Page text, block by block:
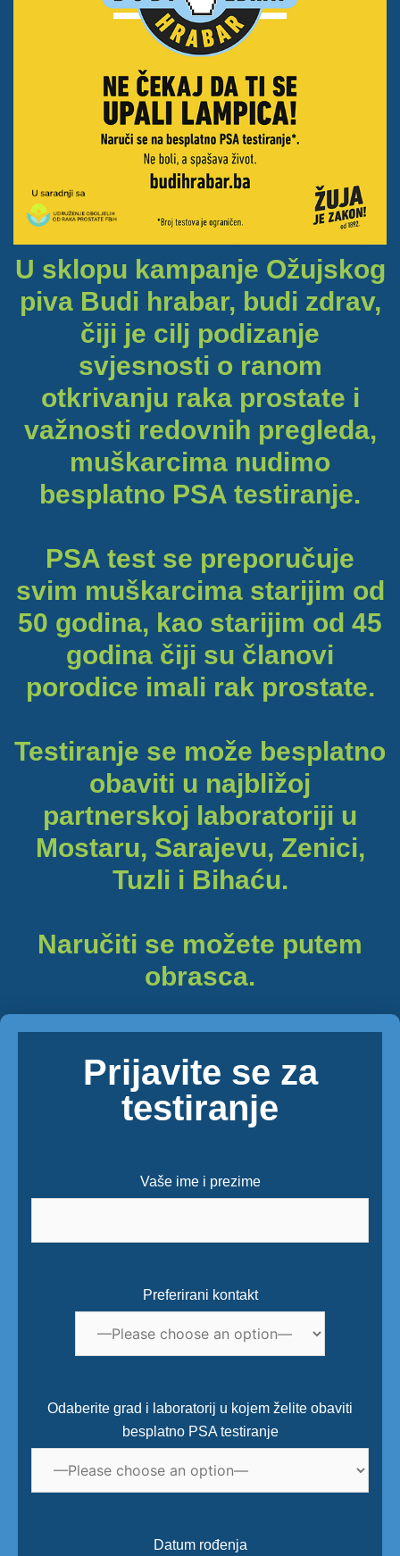
U sklopu kampanje Ožujskog
piva Budi hrabar, budi zdrav,
čiji je cilj podizanje
svjesnosti o ranom
otkrivanju raka prostate i
važnosti redovnih pregleda,
muškarcima nudimo
besplatno PSA testiranje.
PSA test se preporučuje
svim muškarcima starijim od
50 godina, kao starijim od 45
godina čiji su članovi
porodice imali rak prostate.
Testiranje se može besplatno
obaviti u najbližoj
partnerskoj laboratoriji u
Mostaru, Sarajevu, Zenici,
Tuzli i Bihaću.
Naručiti se možete putem
obrasca.
Prijavite se za
testiranje
Vaše ime i prezime
Preferirani kontakt
Odaberite grad i laboratorij u kojem želite obaviti
besplatno PSA testiranje
Datum rođenja